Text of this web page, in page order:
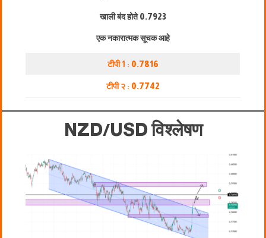
खाली बंद होते0.7923
एक नकारात्मक सूचक आहे
टीपी 1 : 0.7816
टीपी २ : 0.7742
NZD/USD विश्लेषण